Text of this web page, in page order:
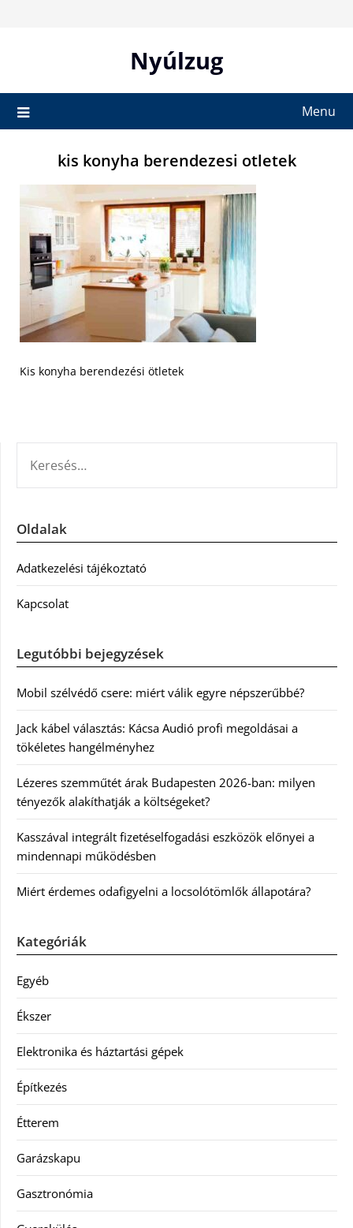
Nyúlzug
Menu
kis konyha berendezesi otletek
Kis konyha berendezési ötletek
Oldalak
Adatkezelési tájékoztató
Kapcsolat
Legutóbbi bejegyzések
Mobil szélvédő csere: miért válik egyre népszerűbbé?
Jack kábel választás: Kácsa Audió profi megoldásai a
tökéletes hangélményhez
Lézeres szemműtét árak Budapesten 2026-ban: milyen
tényezők alakíthatják a költségeket?
Kasszával integrált fizetéselfogadási eszközök előnyei a
mindennapi működésben
Miért érdemes odafigyelni a locsolótömlők állapotára?
Kategóriák
Egyéb
Ékszer
Elektronika és háztartási gépek
Építkezés
Étterem
Garázskapu
Gasztronómia